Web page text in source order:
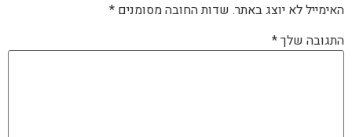
האימייל לא יוצג באתר. שדות החובה מסומנים *
התגובה שלך*